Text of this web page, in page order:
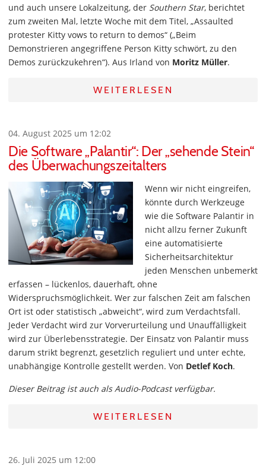
und auch unsere Lokalzeitung, der Southern Star, berichtet
zum zweiten Mal, letzte Woche mit dem Titel, „Assaulted
protester Kitty vows to return to demos“ („Beim
Demonstrieren angegriffene Person Kitty schwört, zu den
Demos zurückzukehren“). Aus Irland von Moritz Müller.
WEITERLESEN
04. August 2025 um 12:02
Die Software „Palantir“: Der „sehende Stein“
des Überwachungszeitalters
Wenn wir nicht eingreifen,
könnte durch Werkzeuge
wie die Software Palantir in
nicht allzu ferner Zukunft
eine automatisierte
Sicherheitsarchitektur
jeden Menschen unbemerkt
erfassen – lückenlos, dauerhaft, ohne
Widerspruchsmöglichkeit. Wer zur falschen Zeit am falschen
Ort ist oder statistisch „abweicht“, wird zum Verdachtsfall.
Jeder Verdacht wird zur Vorverurteilung und Unauffälligkeit
wird zur Überlebensstrategie. Der Einsatz von Palantir muss
darum strikt begrenzt, gesetzlich reguliert und unter echte,
unabhängige Kontrolle gestellt werden. Von Detlef Koch.
Dieser Beitrag ist auch als Audio-Podcast verfügbar.
WEITERLESEN
26. Juli 2025 um 12:00